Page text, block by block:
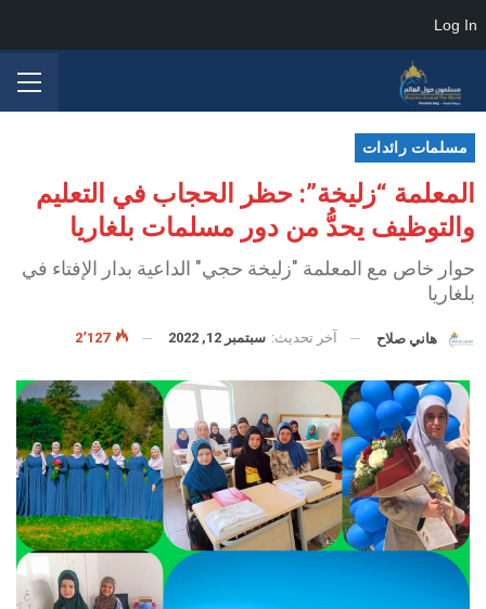
مسلمات رائدات
المعلمة “زليخة”: حظر الحجاب في التعليم
والتوظيف يحدُّ من دور مسلمات بلغاريا
حوار خاص مع المعلمة "زليخة حجي" الداعية بدار الإفتاء في
بلغاريا
هاني صلاح آخر تحديث: سبتمبر 12, 2022 2٬127
Log In